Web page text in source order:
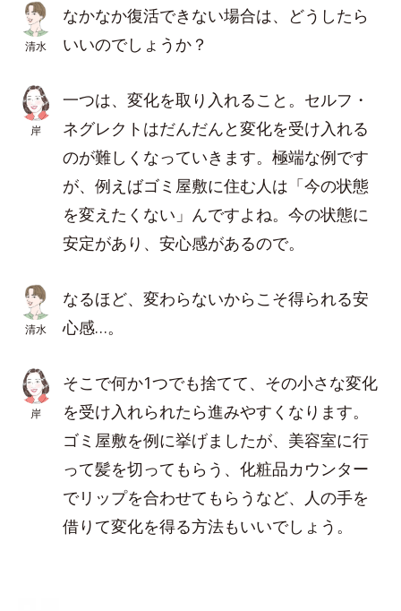
清水
なかなか復活できない場合は、どうしたら
いいのでしょうか？
岸
一つは、変化を取り入れること。セルフ・
ネグレクトはだんだんと変化を受け入れる
のが難しくなっていきます。極端な例です
が、例えばゴミ屋敷に住む人は「今の状態
を変えたくない」んですよね。今の状態に
安定があり、安心感があるので。
清水
なるほど、変わらないからこそ得られる安
心感…。
岸
そこで何か1つでも捨てて、その小さな変化
を受け入れられたら進みやすくなります。
ゴミ屋敷を例に挙げましたが、美容室に行
って髪を切ってもらう、化粧品カウンター
でリップを合わせてもらうなど、人の手を
借りて変化を得る方法もいいでしょう。